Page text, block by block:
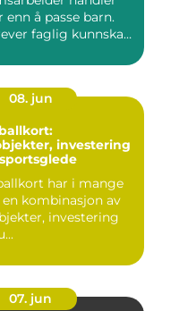
å passe barn.
faglig kunnskap,
08. jun
investering
har i mange
kombinasjon av
investering
07. jun